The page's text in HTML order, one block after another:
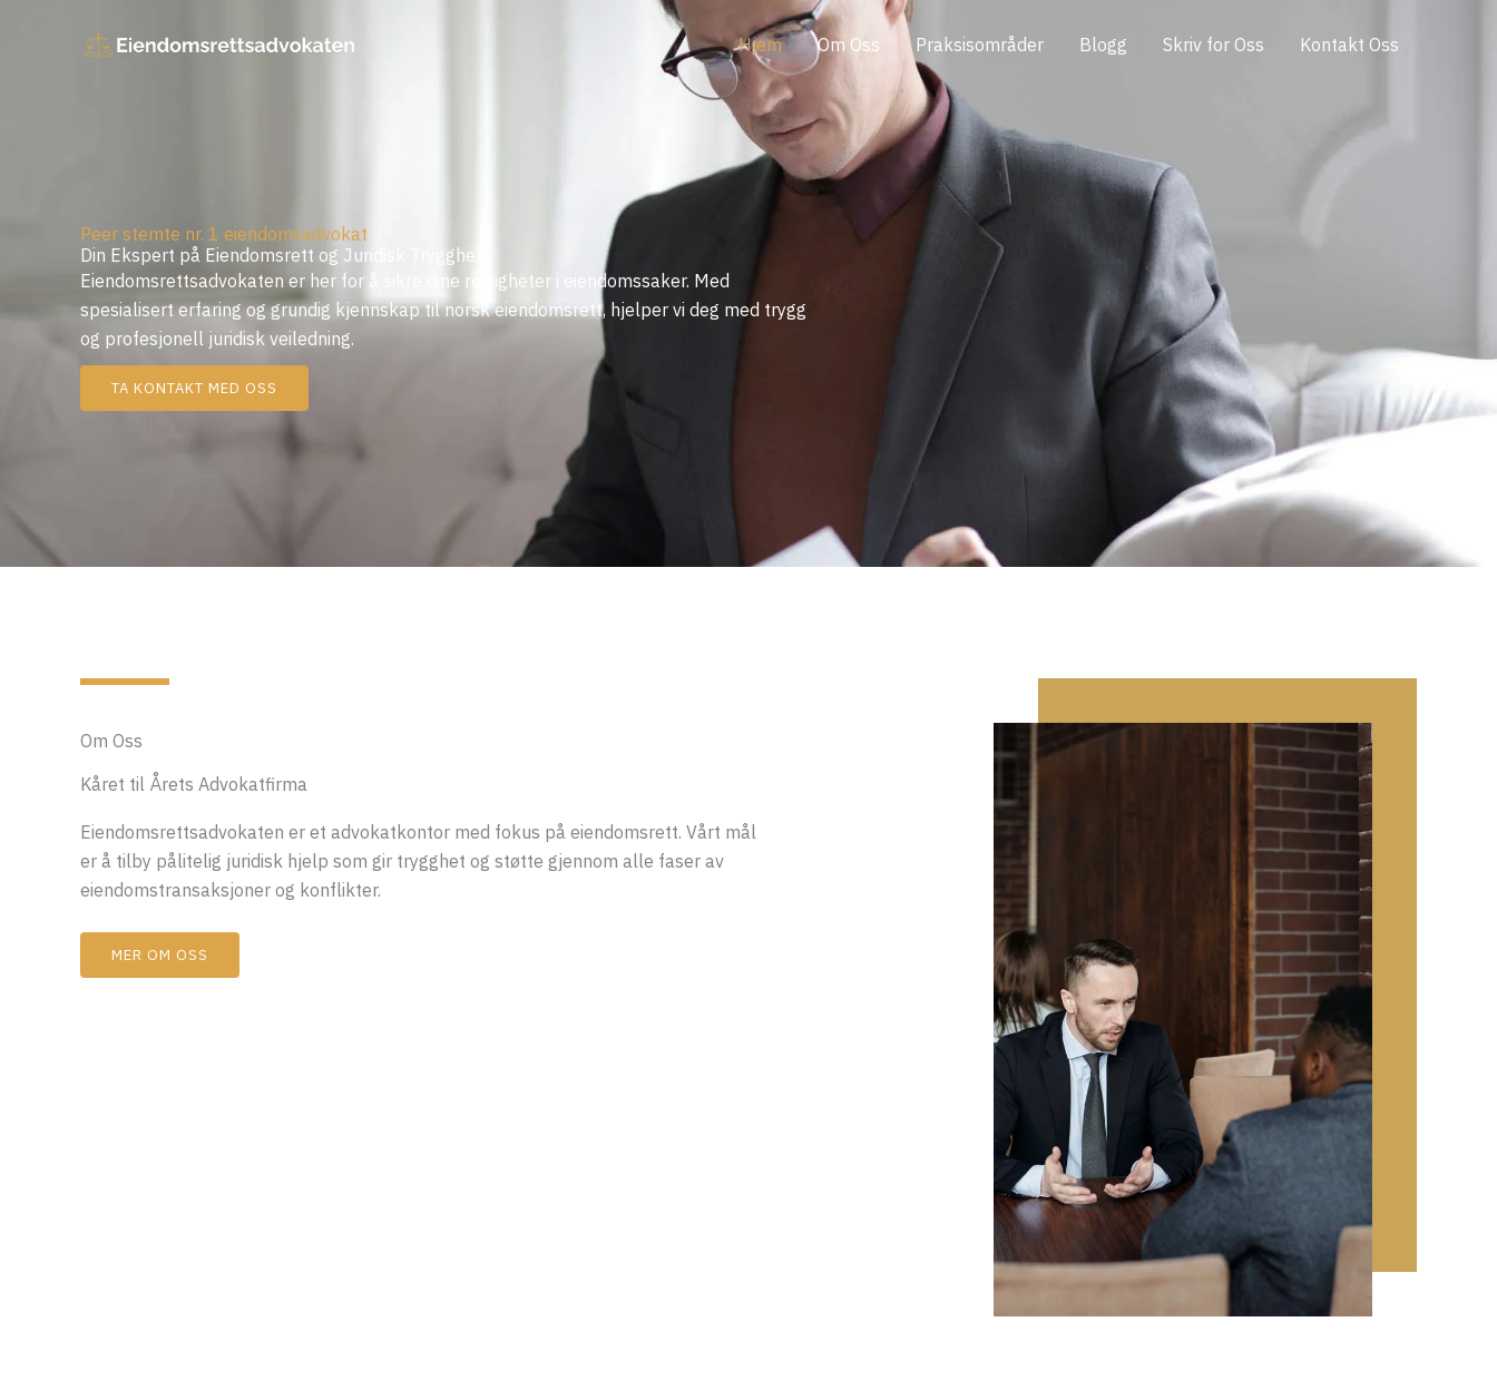
Hjem Om Oss Praksisområder Blogg Skriv for Oss Kontakt Oss
Peer stemte nr. 1 eiendomsadvokat
Din Ekspert på Eiendomsrett og Juridisk Trygghet
Eiendomsrettsadvokaten er her for å sikre dine rettigheter i eiendomssaker. Med
spesialisert erfaring og grundig kjennskap til norsk eiendomsrett, hjelper vi deg med trygg
og profesjonell juridisk veiledning.
TA KONTAKT MED OSS
Om Oss
Kåret til Årets Advokatfirma
Eiendomsrettsadvokaten er et advokatkontor med fokus på eiendomsrett. Vårt mål
er å tilby pålitelig juridisk hjelp som gir trygghet og støtte gjennom alle faser av
eiendomstransaksjoner og konflikter.
MER OM OSS